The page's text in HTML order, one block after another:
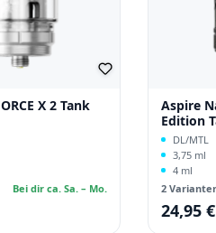
X 2 Tank
Bei dir ca. Sa. – Mo.
Aspire
Edition
DL/MTL
3,75 ml
4 ml
2
Regulärer
24,95 €